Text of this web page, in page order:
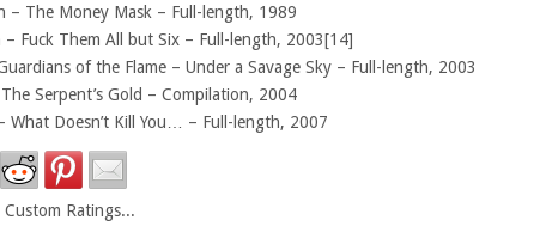
– The Money Mask – Full-length, 1989
– Fuck Them All but Six – Full-length, 2003[14]
Guardians of the Flame – Under a Savage Sky – Full-length, 2003
Serpent’s Gold – Compilation, 2004
What Doesn’t Kill You… – Full-length, 2007
Custom Ratings...